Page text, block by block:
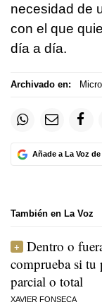
necesidad de
con el que
día a día.
Archivado en:
Añade a La Voz
También en La Voz
Dentro o
comprueba si tu
parcial o total
XAVIER FONSECA